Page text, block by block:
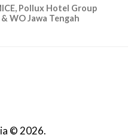
Pollux Hotel Group
WO Jawa Tengah
© 2026.